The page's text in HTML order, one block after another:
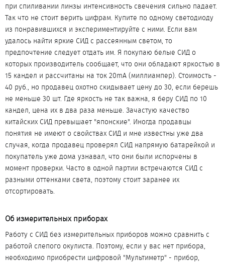
при спиливании линзы интенсивность свечения сильно падает.
Так что не стоит верить цифрам. Купите по одному светодиоду
из понравившихся и экспериментируйте с ними. Если вам
удалось найти яркие СИД с рассеянным светом, то
предпочтение следует отдать им. Я покупаю белые СИД о
которых производитель сообщает, что они обладают яркостью в
15 кандел и рассчитаны на ток 20mA (миллиампер). Стоимость -
40 руб., но продавец охотно скидывает цену до 30, если берешь
не меньше 30 шт. Где яркость не так важна, я беру СИД по 10
кандел, цена их в два раза меньше. Зачастую качество
китайских СИД превышает "японские". Иногда продавцы
понятия не имеют о свойствах СИД и мне известны уже два
случая, когда продавец проверял СИД напрямую батарейкой и
покупатель уже дома узнавал, что они были испорчены в
момент проверки. Часто в одной партии встречаются СИД с
разными оттенками света, поэтому стоит заранее их
отсортировать.
Об измерительных приборах​
Работу с СИД без измерительных приборов можно сравнить с
работой слепого окулиста. Поэтому, если у вас нет прибора,
необходимо приобрести цифровой "Мультиметр" - прибор,